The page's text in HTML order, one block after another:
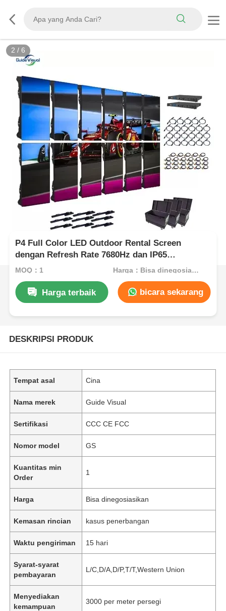
3 / 6
P4 Full Color LED Outdoor Rental Screen
dengan Refresh Rate 7680Hz dan IP65
Waterproof untuk HD Video Wall Display
MOQ：1 Harga：Bisa dinegosiasikan
Harga terbaik bicara sekarang
DESKRIPSI PRODUK
Tempat asal Cina
Nama merek Guide Visual
Sertifikasi CCC CE FCC
Nomor model GS
Kuantitas min
Order
1
Harga Bisa dinegosiasikan
Kemasan rincian kasus penerbangan
Waktu pengiriman 15 hari
Syarat-syarat
pembayaran
L/C,D/A,D/P,T/T,Western Union
Menyediakan
kemampuan
3000 per meter persegi